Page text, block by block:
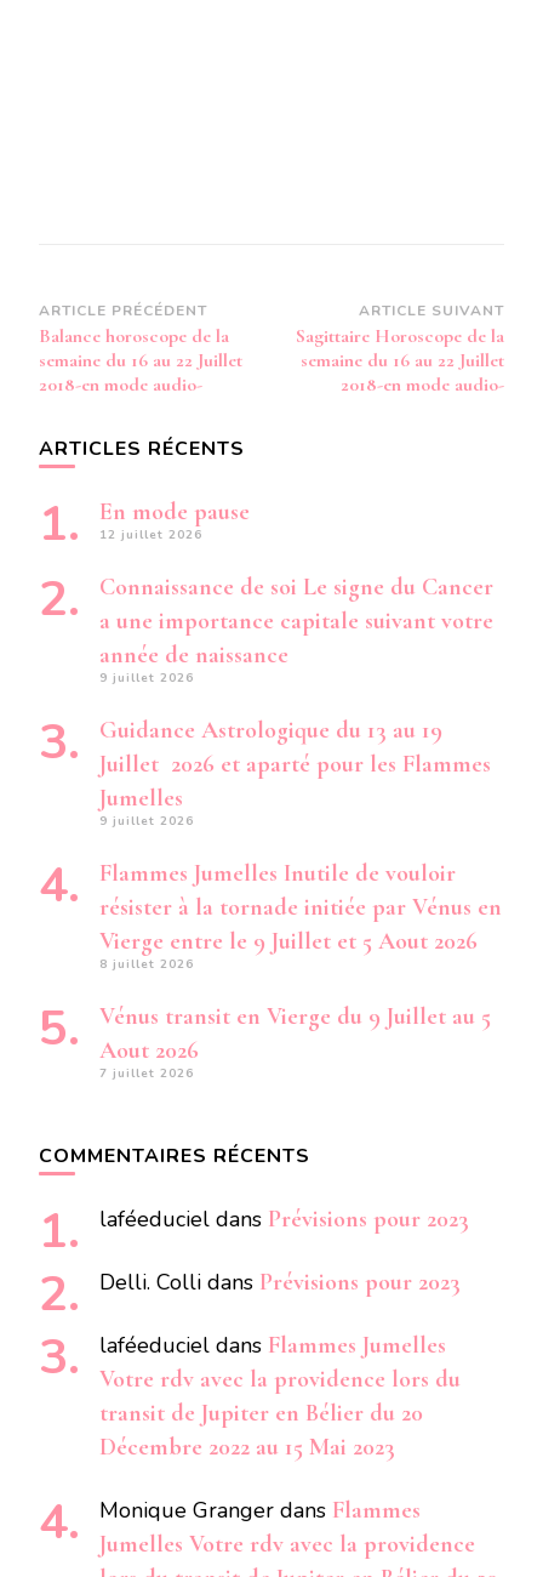
Navigation
d’article
ARTICLE PRÉCÉDENT
Balance horoscope de la
semaine du 16 au 22 Juillet
2018-en mode audio-
ARTICLE SUIVANT
Sagittaire Horoscope de la
semaine du 16 au 22 Juillet
2018-en mode audio-
ARTICLES RÉCENTS
En mode pause
12 juillet 2026
Connaissance de soi Le signe du Cancer
a une importance capitale suivant votre
année de naissance
9 juillet 2026
Guidance Astrologique du 13 au 19
Juillet 2026 et aparté pour les Flammes
Jumelles
9 juillet 2026
Flammes Jumelles Inutile de vouloir
résister à la tornade initiée par Vénus en
Vierge entre le 9 Juillet et 5 Aout 2026
8 juillet 2026
Vénus transit en Vierge du 9 Juillet au 5
Aout 2026
7 juillet 2026
COMMENTAIRES RÉCENTS
laféeduciel dans Prévisions pour 2023
Delli. Colli dans Prévisions pour 2023
laféeduciel dans Flammes Jumelles
Votre rdv avec la providence lors du
transit de Jupiter en Bélier du 20
Décembre 2022 au 15 Mai 2023
Monique Granger dans Flammes
Jumelles Votre rdv avec la providence